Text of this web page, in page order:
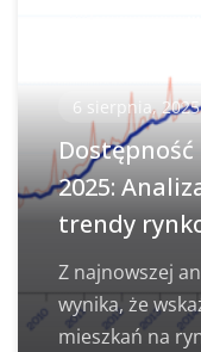
6 sierpnia, 2025
Dostępność
2025:
trendy
Z najnowszej
wynika, że
mieszkań na